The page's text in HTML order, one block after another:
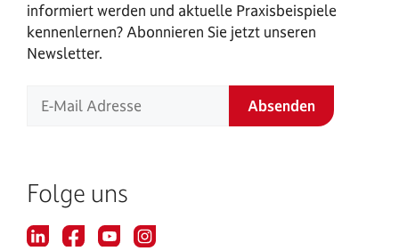
informiert werden und aktuelle Praxisbeispiele
kennenlernen? Abonnieren Sie jetzt unseren
Newsletter.
Folge uns